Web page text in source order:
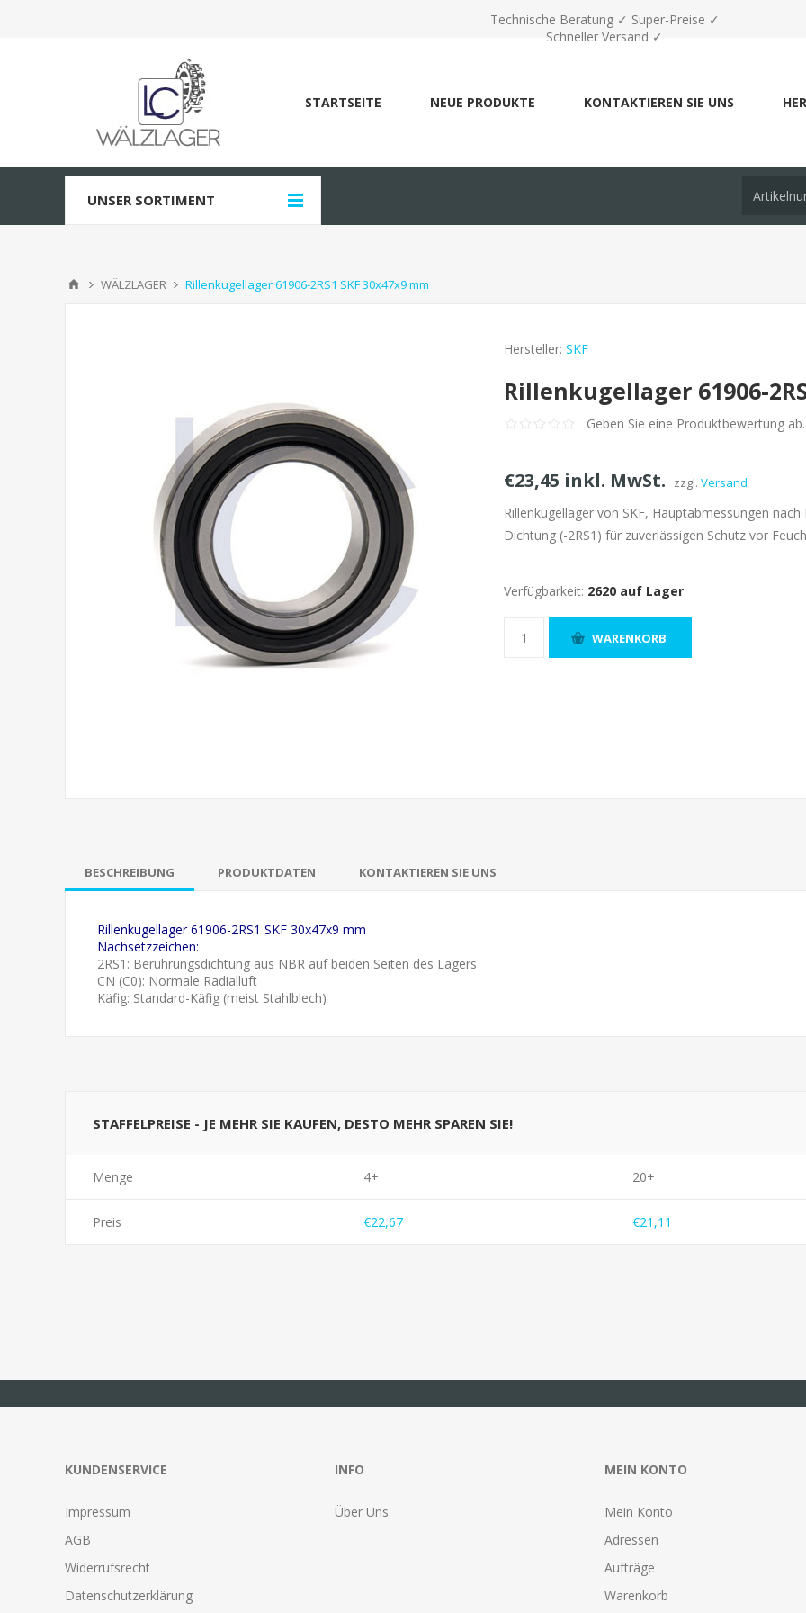
Technische Beratung ✓ Super-Preise ✓
Schneller Versand ✓
STARTSEITE NEUE PRODUKTE KONTAKTIEREN SIE UNS
UNSER SORTIMENT
WÄLZLAGER Rillenkugellager 61906-2RS1 SKF 30x47x9 mm
Hersteller: SKF
Rillenkugellager 61906-
Geben Sie eine Produktbewertung ab.
€23,45 inkl. MwSt. zzgl.Versand
Rillenkugellager von SKF, Hauptabmessungen
Dichtung (-2RS1) für zuverlässigen Schutz vor
Verfügbarkeit: 2620 auf Lager
BESCHREIBUNG PRODUKTDATEN KONTAKTIEREN SIE UNS
Rillenkugellager 61906-2RS1 SKF 30x47x9 mm
Nachsetzzeichen:
2RS1: Berührungsdichtung aus NBR auf beiden Seiten des Lagers
CN (C0): Normale Radialluft
Käfig: Standard-Käfig (meist Stahlblech)
STAFFELPREISE - JE MEHR SIE KAUFEN, DESTO MEHR SPAREN SIE!
Menge 4+ 20+
Preis €22,67 €21,11
KUNDENSERVICE
Impressum
AGB
Widerrufsrecht
Datenschutzerklärung
INFO
Über Uns
MEIN KONTO
Mein Konto
Adressen
Aufträge
Warenkorb